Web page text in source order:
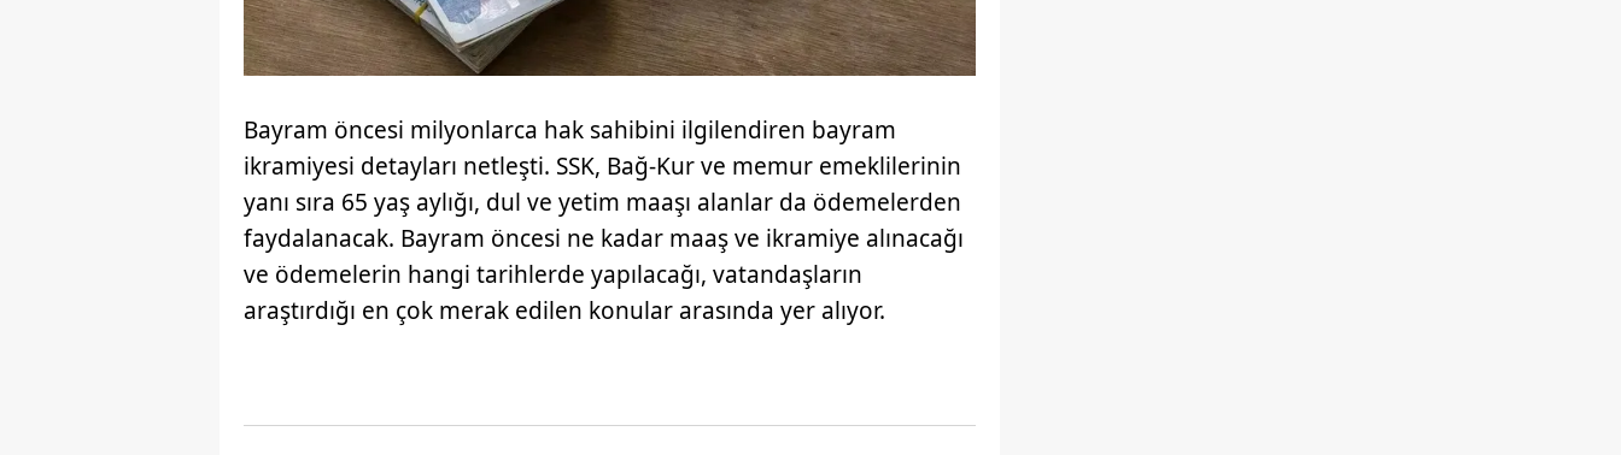
Bayram öncesi milyonlarca hak sahibini ilgilendiren bayram
ikramiyesi detayları netleşti. SSK, Bağ-Kur ve memur emeklilerinin
yanı sıra 65 yaş aylığı, dul ve yetim maaşı alanlar da ödemelerden
faydalanacak. Bayram öncesi ne kadar maaş ve ikramiye alınacağı
ve ödemelerin hangi tarihlerde yapılacağı, vatandaşların
araştırdığı en çok merak edilen konular arasında yer alıyor.